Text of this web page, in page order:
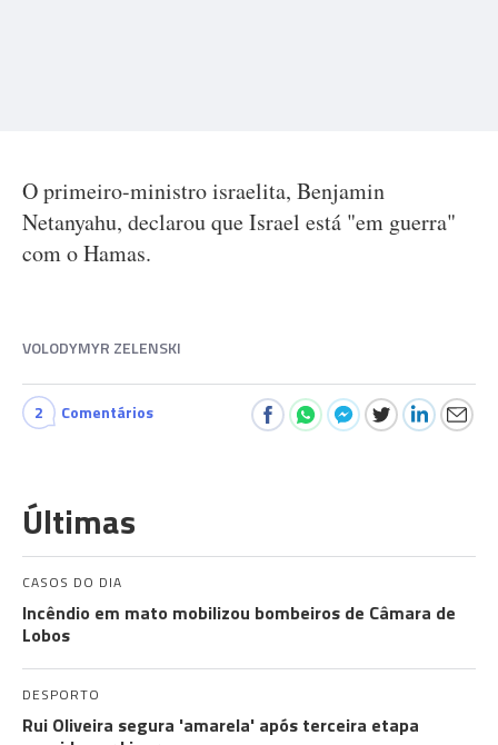
O primeiro-ministro israelita, Benjamin
Netanyahu, declarou que Israel está "em guerra"
com o Hamas.
VOLODYMYR ZELENSKI
2 Comentários
Últimas
CASOS DO DIA
Incêndio em mato mobilizou bombeiros de Câmara de
Lobos
DESPORTO
Rui Oliveira segura 'amarela' após terceira etapa